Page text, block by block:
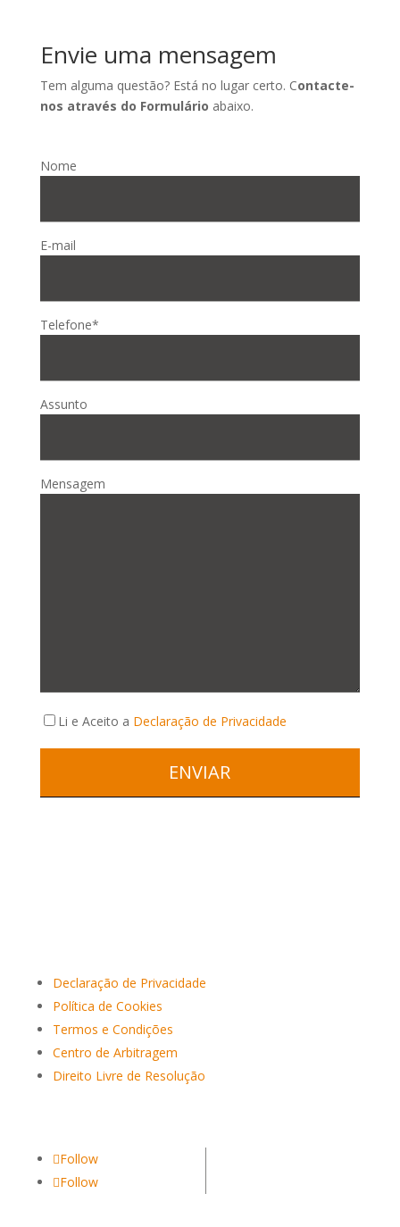
Envie uma mensagem
Tem alguma questão? Está no lugar certo. Contacte-
nos através do Formulário abaixo.
Nome
E-mail
Telefone*
Assunto
Mensagem
Li e Aceito a Declaração de Privacidade
Declaração de Privacidade
Política de Cookies
Termos e Condições
Centro de Arbitragem
Direito Livre de Resolução
Follow
Follow